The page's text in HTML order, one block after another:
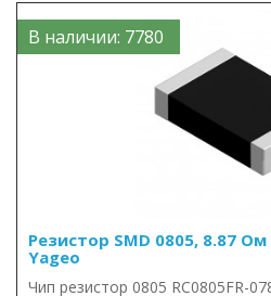
В наличии: 7780
Резистор SMD 0805, 8.87 Ом
Yageo
Чип резистор 0805 RC0805FR-